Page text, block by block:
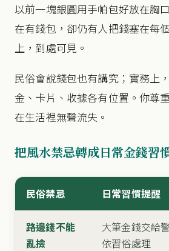
以前一塊銀圓用手帕包好放在胸
在有錢包，卻仍有人把錢塞在每
上，到處可見。
民俗會說錢包也有講究；實務上
金、卡片、收據各有位置。你尊
在生活裡無聲流失。
把風水禁忌轉成日常金錢習
民俗禁忌 日常習慣提醒
路邊錢不能
亂撿
大筆金錢交給
依習俗處理